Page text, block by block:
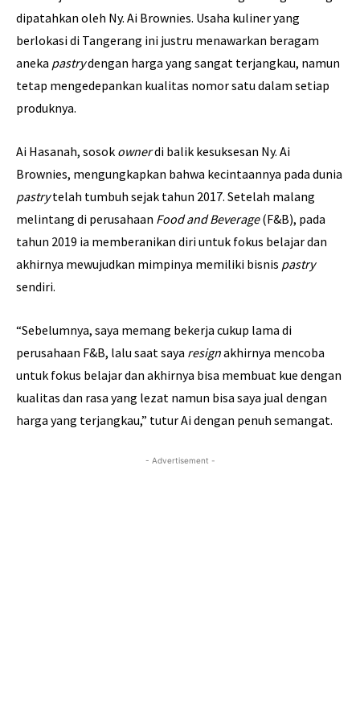
dipatahkan oleh Ny. Ai Brownies. Usaha kuliner yang
berlokasi di Tangerang ini justru menawarkan beragam
aneka pastrydengan harga yang sangat terjangkau, namun
tetap mengedepankan kualitas nomor satu dalam setiap
produknya.
Ai Hasanah, sosok ownerdi balik kesuksesan Ny. Ai
Brownies, mengungkapkan bahwa kecintaannya pada dunia
pastrytelah tumbuh sejak tahun 2017. Setelah malang
melintang di perusahaan Food and Beverage(F&B), pada
tahun 2019 ia memberanikan diri untuk fokus belajar dan
akhirnya mewujudkan mimpinya memiliki bisnis pastry
sendiri.
“Sebelumnya, saya memang bekerja cukup lama di
perusahaan F&B, lalu saat saya resignakhirnya mencoba
untuk fokus belajar dan akhirnya bisa membuat kue dengan
kualitas dan rasa yang lezat namun bisa saya jual dengan
harga yang terjangkau,” tutur Ai dengan penuh semangat.
- Advertisement -